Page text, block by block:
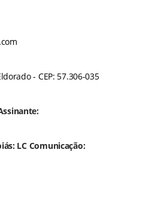
- CEP: 57.306-035
LC Comunicação: